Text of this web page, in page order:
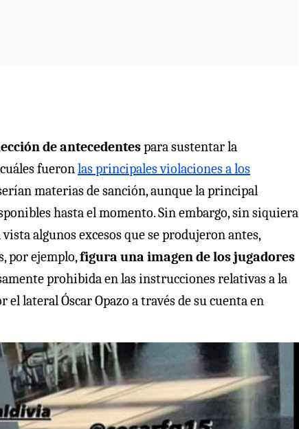
de antecedentespara sustentar la
fueronlas principales violaciones a los
materias de sanción, aunque la principal
hasta el momento. Sin embargo, sin siquiera
algunos excesos que se produjeron antes,
por ejemplo,figura una imagen de los jugadores
prohibida en las instrucciones relativas a la
lateral Óscar Opazo a través de su cuenta en